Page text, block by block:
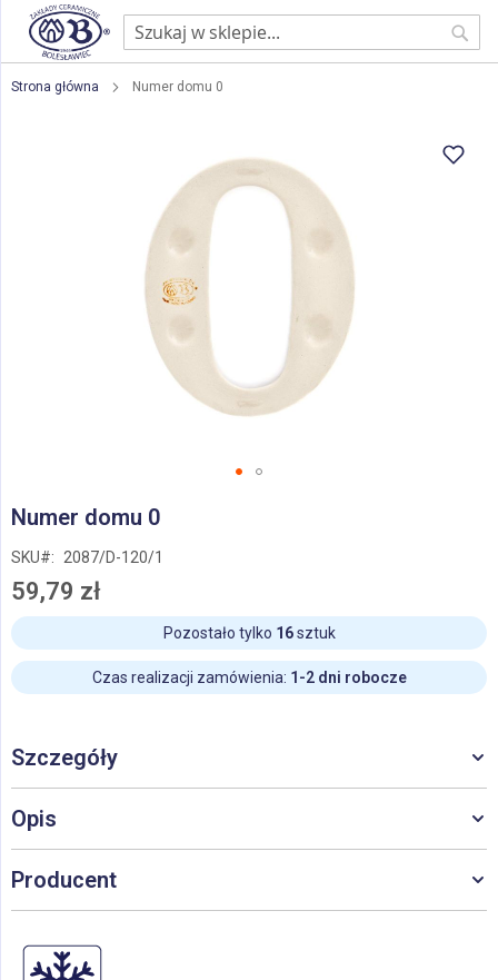
Strona główna Numer domu 0
na
galerii
Numer domu 0
SKU 2087/D-120/1
59,79 zł
Pozostało tylko 16sztuk
Czas realizacji zamówienia: 1-2 dni robocze
Szczegóły
Opis
Producent